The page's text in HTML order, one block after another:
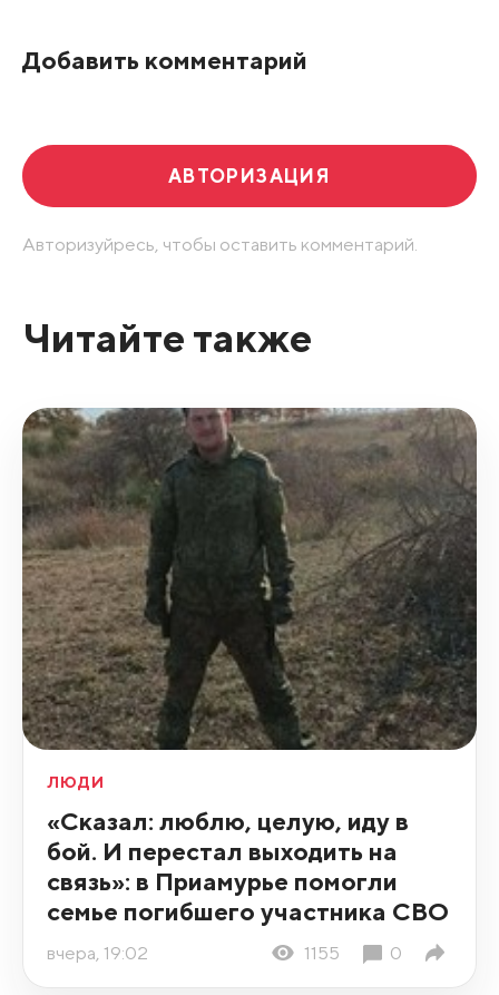
Добавить комментарий
АВТОРИЗАЦИЯ
Авторизуйресь, чтобы оставить комментарий.
Читайте также
ЛЮДИ
«Сказал: люблю, целую, иду в
бой. И перестал выходить на
связь»: в Приамурье помогли
семье погибшего участника СВО
вчера, 19:02 1155 0